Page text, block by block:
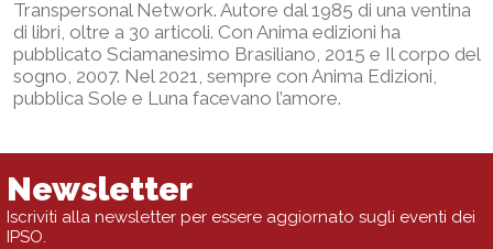
Transpersonal Network. Autore dal 1985 di una ventina
di libri, oltre a 30 articoli. Con Anima edizioni ha
pubblicato Sciamanesimo Brasiliano, 2015 e Il corpo del
sogno, 2007. Nel 2021, sempre con Anima Edizioni,
pubblica Sole e Luna facevano l’amore.
Newsletter
Iscriviti alla newsletter per essere aggiornato sugli eventi dei
IPSO.